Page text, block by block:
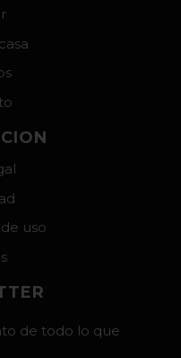
uso
de todo lo que